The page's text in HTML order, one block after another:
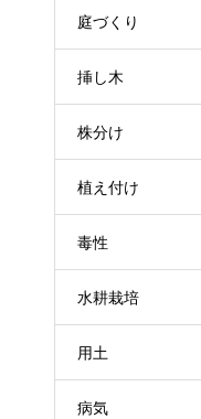
庭づくり
挿し木
株分け
植え付け
毒性
水耕栽培
用土
病気